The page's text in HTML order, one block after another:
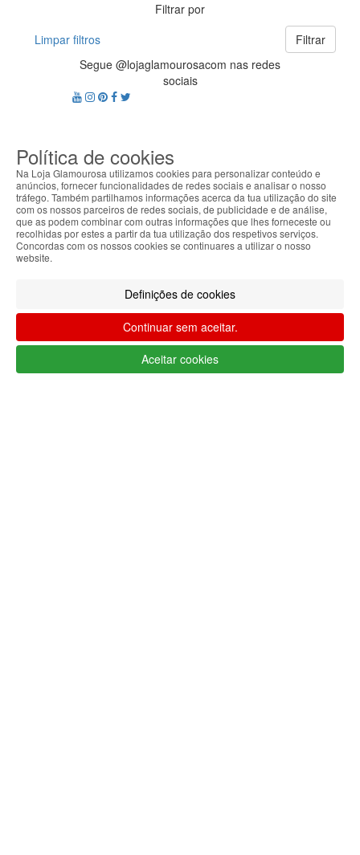
Filtrar por
Limpar filtros
Filtrar
Segue @lojaglamourosacom nas redes
sociais
Apoio ao cliente Portugal
+351 223 234 702
(chamada para rede fixa nacional)
Métodos de pagamento
Política de cookies
Na Loja Glamourosa utilizamos cookies para personalizar conteúdo e
anúncios, fornecer funcionalidades de redes sociais e analisar o nosso
tráfego. Também partilhamos informações acerca da tua utilização do site
com os nossos parceiros de redes sociais, de publicidade e de análise,
que as podem combinar com outras informações que lhes forneceste ou
recolhidas por estes a partir da tua utilização dos respetivos serviços.
Concordas com os nossos cookies se continuares a utilizar o nosso
website.
Definições de cookies
Continuar sem aceitar.
Aceitar cookies